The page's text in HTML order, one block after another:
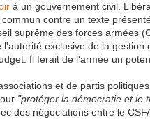
à un gouvernement civil.
contre un texte
suprême des forces armées
exclusive de la gestion
Il ferait de l'armée un
et de partis
"protéger la démocratie et le
des négociations entre le